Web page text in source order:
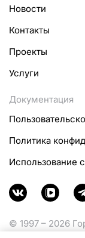
Новости
Контакты
Проекты
Услуги
Документация
Политика
Использование
© 1997 – 2026